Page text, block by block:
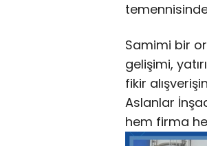
Samimi bir
gelişimi,
fikir
Aslanlar
hem firma